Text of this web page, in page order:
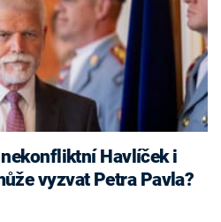
vyzvat Petra Pavla?